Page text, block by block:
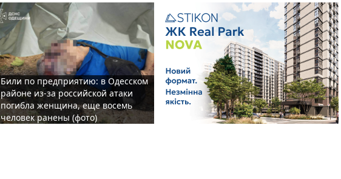
Били по предприятию: в Одесском
районе из-за российской атаки
погибла женщина, еще восемь
человек ранены (фото)